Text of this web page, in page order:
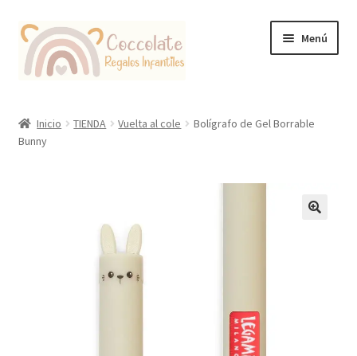
Ir
la
Ir
contenido
Menú
Coccolate Puericultura y Juguetería Educativa
Inicio TIENDA Vuelta al cole
Bolígrafo de Gel Borrable
Bunny